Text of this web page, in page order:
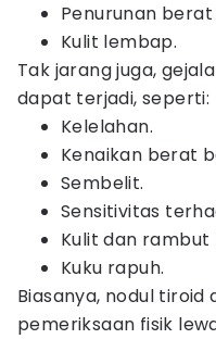
Penurunan berat
Kulit lembap.
Tak jarang juga,
dapat terjadi, seperti:
Kelelahan.
Kenaikan berat
Sembelit.
Sensitivitas
Kulit dan rambut
Kuku rapuh.
Biasanya, nodul tiroid
pemeriksaan fisik